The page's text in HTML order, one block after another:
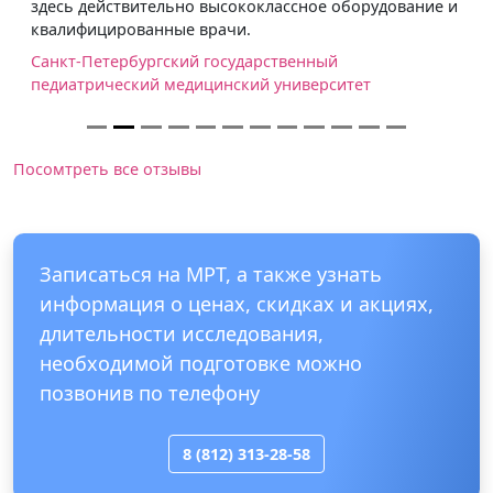
здесь действительно высококлассное оборудование и
квалифицированные врачи.
Санкт-Петербургский государственный
педиатрический медицинский университет
Посомтреть все отзывы
Записаться на МРТ, а также узнать
информация о ценах, скидках и акциях,
длительности исследования,
необходимой подготовке можно
позвонив по телефону
8 (812) 313-28-58